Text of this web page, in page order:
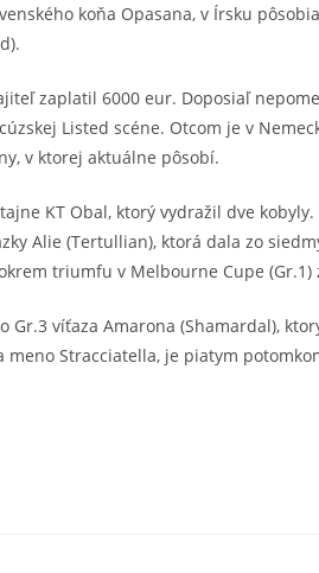
koňa Opasana, v Írsku
zaplatil 6000 eur. Doposiaľ
Listed scéne. Otcom je v
v ktorej aktuálne pôsobí.
KT Obal, ktorý vydražil dve kobyly.
Alie (Tertullian), ktorá dala zo
triumfu v Melbourne Cupe
Gr.3 víťaza Amarona (Shamardal),
Stracciatella, je piatym